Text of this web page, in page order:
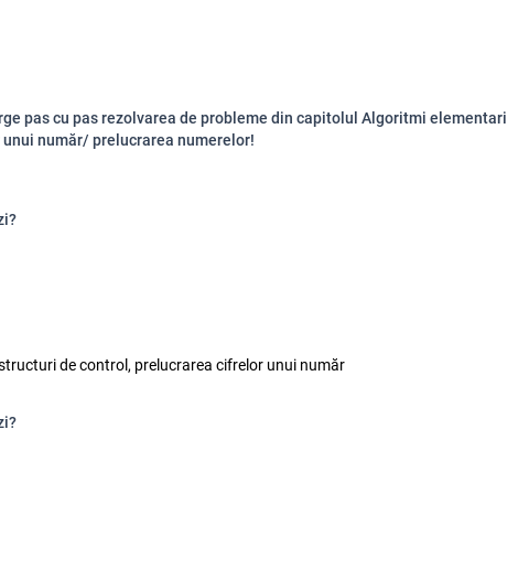
pas cu pas rezolvarea de probleme din capitolul Algoritmi elementari
număr/ prelucrarea numerelor!
de control, prelucrarea cifrelor unui număr